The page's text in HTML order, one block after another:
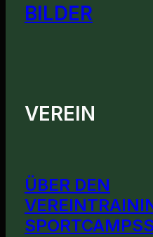
BILDER
VEREIN
ÜBER DEN
VEREIN
SPORTCAMPS